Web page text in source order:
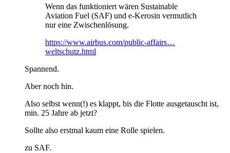
Wenn das funktioniert wären Sustainable
Aviation Fuel (SAF) und e-Kerosin vermutlich
nur eine Zwischenlösung.
https://www.airbus.com/public-affairs…
weltschutz.html
Spannend.
Aber noch hin.
Also selbst wenn(!) es klappt, bis die Flotte ausgetauscht ist,
min. 25 Jahre ab jetzt?
Sollte also erstmal kaum eine Rolle spielen.
zu SAF.